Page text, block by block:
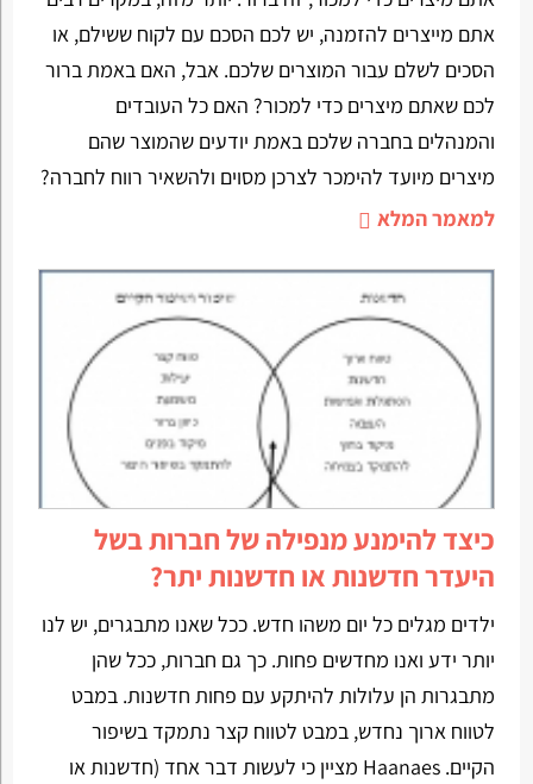
אתם מייצרים להזמנה, יש לכם הסכם עם לקוח ששילם, או
הסכים לשלם עבור המוצרים שלכם. אבל, האם באמת ברור
לכם שאתם מיצרים כדי למכור? האם כל העובדים
והמנהלים בחברה שלכם באמת יודעים שהמוצר שהם
מיצרים מיועד להימכר לצרכן מסוים ולהשאיר רווח לחברה?
למאמר המלא
כיצד להימנע מנפילה של חברות בשל
היעדר חדשנות או חדשנות יתר?
ילדים מגלים כל יום משהו חדש. ככל שאנו מתבגרים, יש לנו
יותר ידע ואנו מחדשים פחות. כך גם חברות, ככל שהן
מתבגרות הן עלולות להיתקע עם פחות חדשנות. במבט
לטווח ארוך נחדש, במבט לטווח קצר נתמקד בשיפור
הקיים. Haanaes מציין כי לעשות דבר אחד (חדשנות או